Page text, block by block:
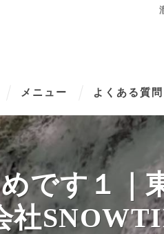
メニュー よくある質問
です１｜
社